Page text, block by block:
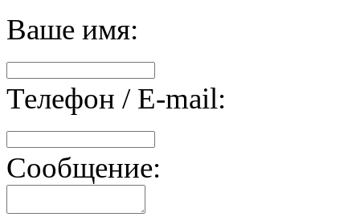
Ваше имя:
Телефон / E-mail:
Сообщение: